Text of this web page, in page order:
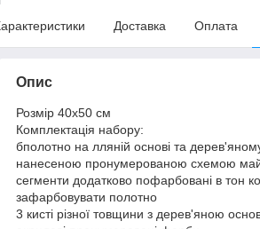
Доставка Оплата
Опис
Розмір 40x50 см
Комплектація набору:
бполотно на лляній основі та
нанесеною пронумерованою схемою
сегменти додатково пофарбовані в тон
зафарбовувати полотно
3 кисті різної товщини з дерев'яною